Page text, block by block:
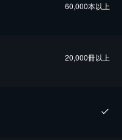
60,000本以上
20,000冊以上